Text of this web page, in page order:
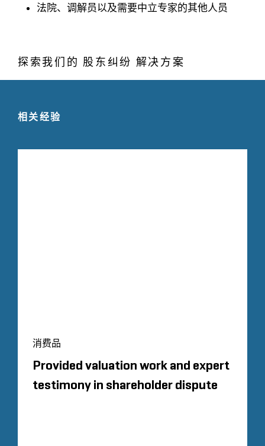
探索我们的 股东纠纷 解决方案
法院、调解员以及需要中立专家的其他人员
相关经验
消费品
Provided valuation work and expert
testimony in shareholder dispute